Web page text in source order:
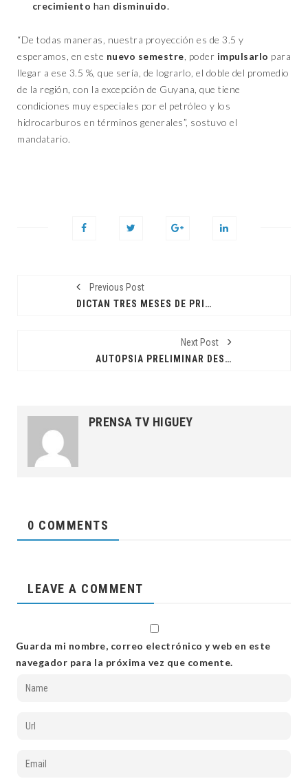
crecimiento han disminuido.
“De todas maneras, nuestra proyección es de 3.5 y
esperamos, en este nuevo semestre , poder impulsarlo para
llegar a ese 3.5 %, que sería, de lograrlo, el doble del promedio
de la región, con la excepción de Guyana, que tiene
condiciones muy especiales por el petróleo y los
hidrocarburos en términos generales”, sostuvo el
mandatario.
Previous Post
DICTAN TRES MESES DE PRISIÓN PREVENTIVA A JEAN ANDRÉS PUMAROL
Next Post
AUTOPSIA PRELIMINAR DESCARTA SIGNOS DE VIOLENCIA EN NIÑO DE 2 AÑOS HALLADO MUERTO EN EL SEIBO
PRENSA TV HIGUEY
0 COMMENTS
LEAVE A COMMENT
Guarda mi nombre, correo electrónico y web en este
navegador para la próxima vez que comente.